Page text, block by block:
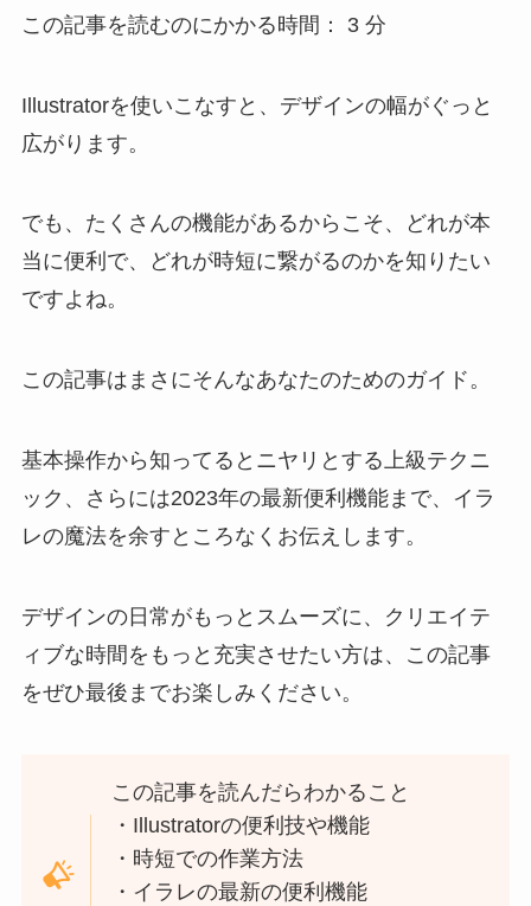
この記事を読むのにかかる時間： 3 分
Illustratorを使いこなすと、デザインの幅がぐっと
広がります。
でも、たくさんの機能があるからこそ、どれが本
当に便利で、どれが時短に繋がるのかを知りたい
ですよね。
この記事はまさにそんなあなたのためのガイド。
基本操作から知ってるとニヤリとする上級テクニ
ック、さらには2023年の最新便利機能まで、イラ
レの魔法を余すところなくお伝えします。
デザインの日常がもっとスムーズに、クリエイテ
ィブな時間をもっと充実させたい方は、この記事
をぜひ最後までお楽しみください。
この記事を読んだらわかること
・Illustratorの便利技や機能
・時短での作業方法
・イラレの最新の便利機能